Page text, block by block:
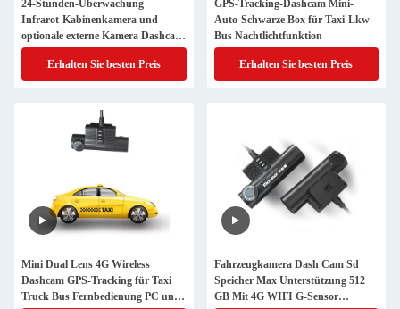
24-Stunden-Überwachung
Infrarot-Kabinenkamera und
optionale externe Kamera Dashcam
DVR
Erhalten Sie besten Preis
GPS-Tracking-Dashcam Mini-
Auto-Schwarze Box für Taxi-Lkw-
Bus Nachtlichtfunktion
Erhalten Sie besten Preis
Mini Dual Lens 4G Wireless
Dashcam GPS-Tracking für Taxi
Truck Bus Fernbedienung PC und
Fahrzeugkamera Dash Cam Sd
Speicher Max Unterstützung 512
GB Mit 4G WIFI G-Sensor